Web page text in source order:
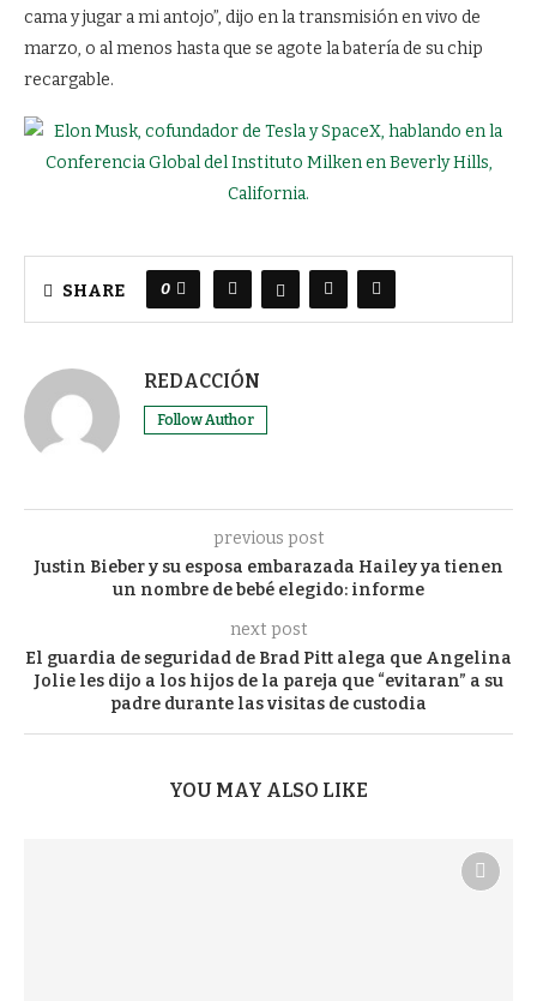
cama y jugar a mi antojo”, dijo en la transmisión en vivo de
marzo, o al menos hasta que se agote la batería de su chip
recargable.
SHARE 0
REDACCIÓN
Follow Author
previous post
Justin Bieber y su esposa embarazada Hailey ya tienen
un nombre de bebé elegido: informe
next post
El guardia de seguridad de Brad Pitt alega que Angelina
Jolie les dijo a los hijos de la pareja que “evitaran” a su
padre durante las visitas de custodia
YOU MAY ALSO LIKE